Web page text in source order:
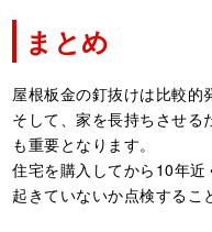
まとめ
屋根板金の釘抜けは比較的
そして、家を長持ちさせる
も重要となります。
住宅を購入してから10年
起きていないか点検するこ